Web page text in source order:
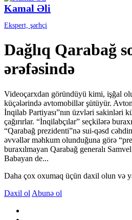
Kamal Əli
Ekspert, şərhçi
Dağlıq Qarabağ
ərəfəsində
Videoçarxdan göründüyü kimi, işğal
küçələrində avtomobillər şütüyür.
İnqilab Partiyası”nın üzvləri sakinləri
çağırırlar. “İnqilabçılar” seçkilərə
“Qarabağ prezidenti”nə sui-qəsd
əvvəllər məhkum olunduğuna görə
buraxılmayan Qarabağ generalı
Babayan de...
Daha çox oxumaq üçün daxil olun və
Daxil ol Abunə ol